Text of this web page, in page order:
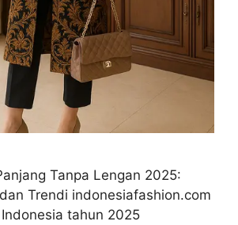
Tanpa Lengan 2025:
Trendi indonesiafashion.com
tahun 2025